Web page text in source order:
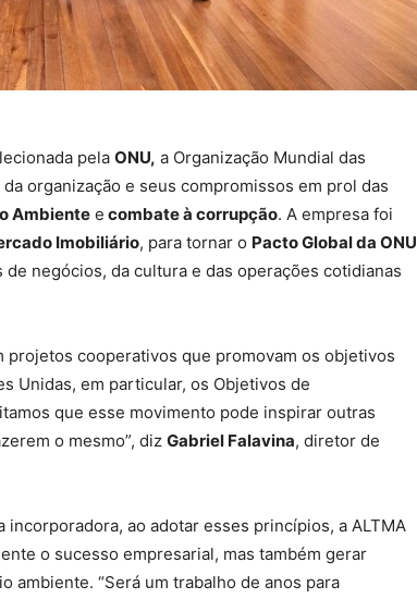
pela ONU, a Organização Mundial das
da organização e seus compromissos em prol das
Ambiente e combate à corrupção. A empresa foi
Imobiliário, para tornar o Pacto Global da ONU
negócios, da cultura e das operações cotidianas
projetos cooperativos que promovam os objetivos
Unidas, em particular, os Objetivos de
que esse movimento pode inspirar outras
o mesmo”, diz Gabriel Falavina, diretor de
ao adotar esses princípios, a ALTMA
o sucesso empresarial, mas também gerar
ambiente. “Será um trabalho de anos para